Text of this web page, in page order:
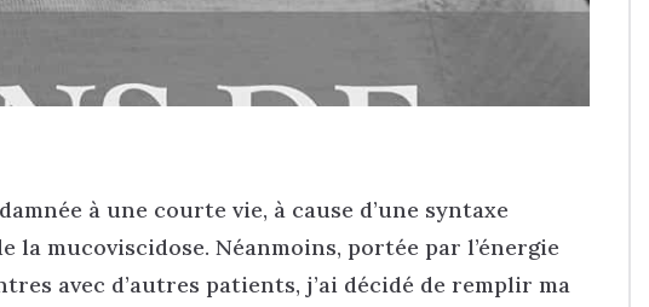
à une courte vie, à cause d’une syntaxe
la mucoviscidose. Néanmoins, portée par l’énergie
avec d’autres patients, j’ai décidé de remplir ma